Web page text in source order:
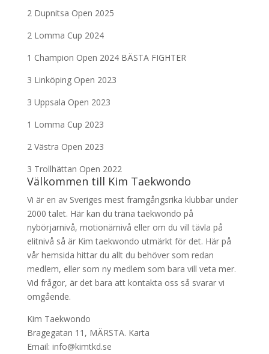
2 Dupnitsa Open 2025
2 Lomma Cup 2024
1 Champion Open 2024 BÄSTA FIGHTER
3 Linköping Open 2023
3 Uppsala Open 2023
1 Lomma Cup 2023
2 Västra Open 2023
3 Trollhättan Open 2022
Välkommen till Kim Taekwondo
Vi är en av Sveriges mest framgångsrika klubbar under
2000 talet. Här kan du träna taekwondo på
nybörjarnivå, motionärnivå eller om du vill tävla på
elitnivå så är Kim taekwondo utmärkt för det. Här på
vår hemsida hittar du allt du behöver som redan
medlem, eller som ny medlem som bara vill veta mer.
Vid frågor, är det bara att kontakta oss så svarar vi
omgående.
Kim Taekwondo
Bragegatan 11, MÄRSTA. Karta
Email: info@kimtkd.se